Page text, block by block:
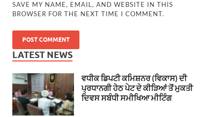
SAVE MY NAME, EMAIL, AND WEBSITE IN THIS
BROWSER FOR THE NEXT TIME I COMMENT.
LATEST NEWS
ਵਧੀਕ ਡਿਪਟੀ ਕਮਿਸ਼ਨਰ (ਵਿਕਾਸ) ਦੀ
ਪ੍ਰਧਾਨਗੀ ਹੇਠ ਪੇਟ ਦੇ ਕੀੜਿਆਂ ਤੋਂ ਮੁਕਤੀ
ਦਿਵਸ ਸਬੰਧੀ ਸਮੀਖਿਆ ਮੀਟਿੰਗ